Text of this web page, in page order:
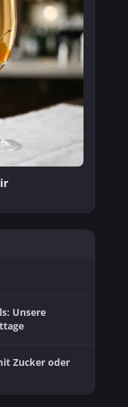
Unsere
Zucker oder